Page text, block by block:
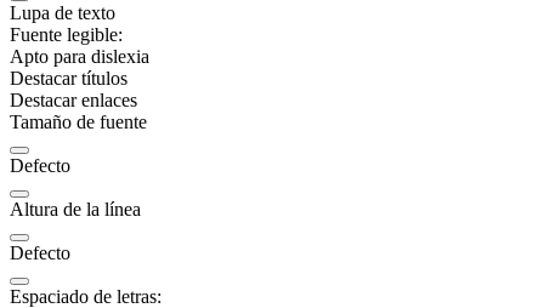
Lupa de texto
Fuente legible:
Apto para dislexia
Destacar títulos
Destacar enlaces
Tamaño de fuente
Defecto
Altura de la línea
Defecto
Espaciado de letras: